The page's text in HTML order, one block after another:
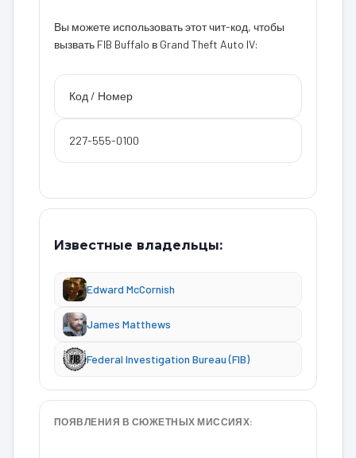
Вы можете использовать этот чит-код, чтобы
вызвать FIB Buffalo в Grand Theft Auto IV:
Код / Номер
227-555-0100
Известные владельцы:
Edward McCornish
James Matthews
Federal Investigation Bureau (FIB)
ПОЯВЛЕНИЯ В СЮЖЕТНЫХ МИССИЯХ: